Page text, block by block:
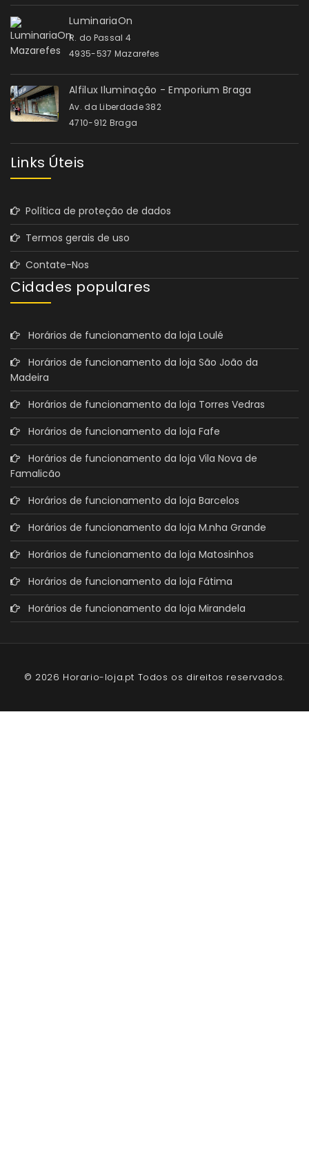
LuminariaOn
R. do Passal 4
4935-537 Mazarefes
Alfilux Iluminação - Emporium Braga
Av. da Liberdade 382
4710-912 Braga
Links Úteis
Política de proteção de dados
Termos gerais de uso
Contate-Nos
Cidades populares
Horários de funcionamento da loja Loulé
Horários de funcionamento da loja São João da
Madeira
Horários de funcionamento da loja Torres Vedras
Horários de funcionamento da loja Fafe
Horários de funcionamento da loja Vila Nova de
Famalicão
Horários de funcionamento da loja Barcelos
Horários de funcionamento da loja M.nha Grande
Horários de funcionamento da loja Matosinhos
Horários de funcionamento da loja Fátima
Horários de funcionamento da loja Mirandela
© 2026 Horario-loja.pt Todos os direitos reservados.